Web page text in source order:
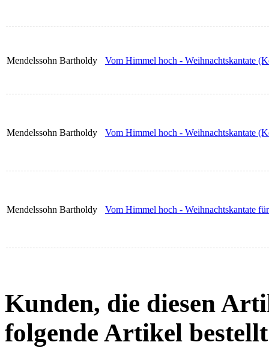
Mendelssohn Bartholdy Vom Himmel hoch - Weihnachtskantate
Mendelssohn Bartholdy Vom Himmel hoch - Weihnachtskantate
Mendelssohn Bartholdy Vom Himmel hoch - Weihnachtskantate
Kunden, die diesen
folgende Artikel